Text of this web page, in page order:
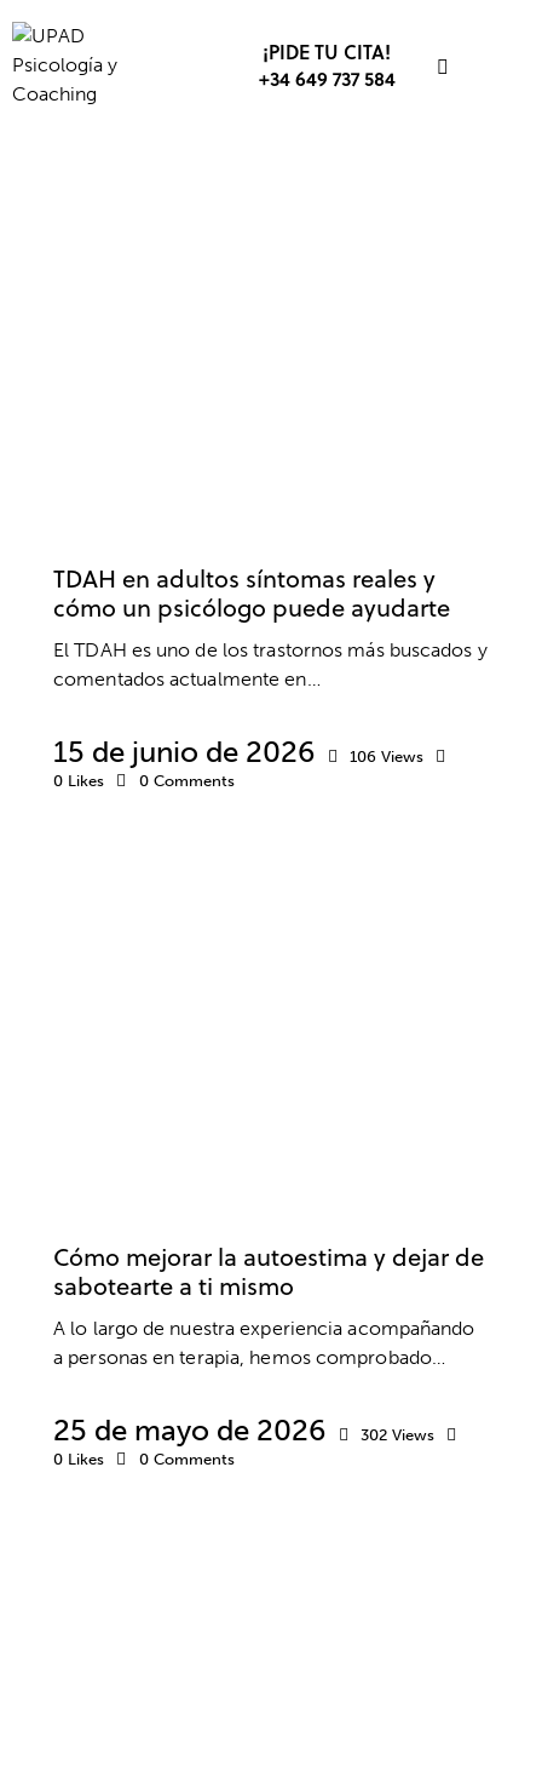
¡PIDE TU CITA!
+34 649 737 584
TDAH en adultos síntomas reales y
cómo un psicólogo puede ayudarte
El TDAH es uno de los trastornos más buscados y
comentados actualmente en…
15 de junio de 2026 106 Views
0 Likes 0 Comments
Cómo mejorar la autoestima y dejar de
sabotearte a ti mismo
A lo largo de nuestra experiencia acompañando
a personas en terapia, hemos comprobado…
25 de mayo de 2026 302 Views
0 Likes 0 Comments